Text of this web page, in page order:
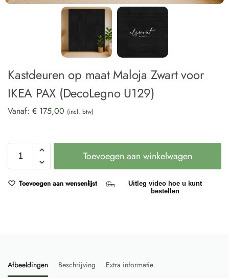
Kastdeuren op maat Maloja Zwart voor
IKEA PAX (DecoLegno U129)
Vanaf: € 175,00 (incl. btw)
Toevoegen aan winkelwagen
Toevoegen aan wensenlijst
Uitleg video hoe u kunt
bestellen
Afbeeldingen Beschrijving Extra informatie